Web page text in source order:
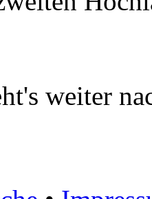
- 2020.